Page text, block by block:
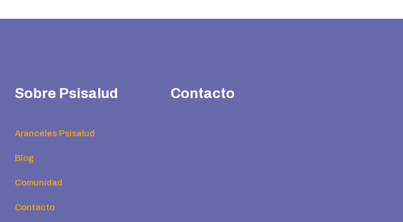
Sobre Psisalud
Aranceles Psisalud
Blog
Comunidad
Contacto
Contacto